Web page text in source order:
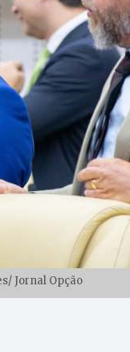
Jornal Opção